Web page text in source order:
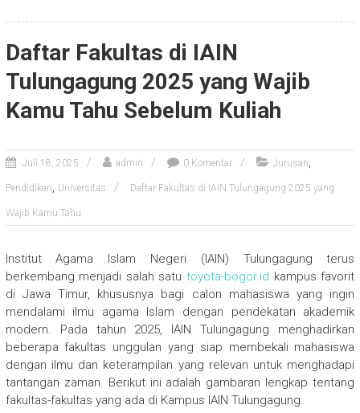
Daftar Fakultas di IAIN
Tulungagung 2025 yang Wajib
Kamu Tahu Sebelum Kuliah
Juli 18, 2025 admin 0 Komentar Jurusan,
Pendidikan, Universitas Daftar Fakultas di IAIN Tulungagung 2025 yang
Wajib Kamu Tahu
Institut Agama Islam Negeri (IAIN) Tulungagung terus
berkembang menjadi salah satutoyota-bogor.id kampus favorit
di Jawa Timur, khususnya bagi calon mahasiswa yang ingin
mendalami ilmu agama Islam dengan pendekatan akademik
modern. Pada tahun 2025, IAIN Tulungagung menghadirkan
beberapa fakultas unggulan yang siap membekali mahasiswa
dengan ilmu dan keterampilan yang relevan untuk menghadapi
tantangan zaman. Berikut ini adalah gambaran lengkap tentang
fakultas-fakultas yang ada di Kampus IAIN Tulungagung.